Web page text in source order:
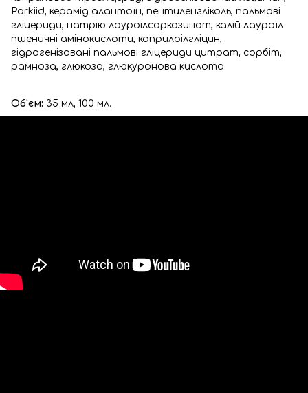
Parkiid, керамід алантоїн, пентиленгліколь, пальмові
гліцериди, натрію лауроілсаркозинат, калій лауроїл
пшеничні амінокислоти, каприлоілгліцин,
гідрогенізовані пальмові гліцериди цитрат, сорбіт,
рамноза, глюкоза, глюкуронова кислота.
Об'єм: 35 мл, 100 мл.